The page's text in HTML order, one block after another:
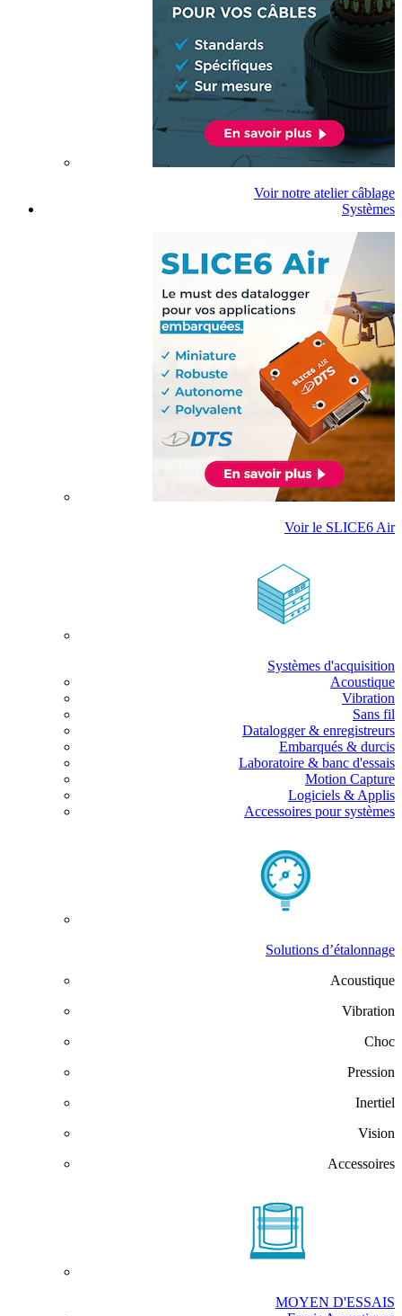
Voir notre atelier câblage
Systèmes
Voir le SLICE6 Air
Systèmes d'acquisition
Acoustique
Vibration
Sans fil
Datalogger & enregistreurs
Embarqués & durcis
Laboratoire & banc d'essais
Motion Capture
Logiciels & Applis
Accessoires pour systèmes
Solutions d’étalonnage
Acoustique
Vibration
Choc
Pression
Inertiel
Vision
Accessoires
MOYEN D'ESSAIS